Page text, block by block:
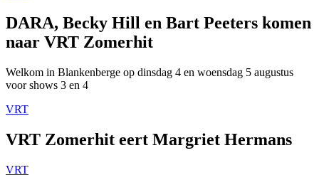
DARA, Becky Hill en Bart Peeters komen
naar VRT Zomerhit
Welkom in Blankenberge op dinsdag 4 en woensdag 5 augustus
voor shows 3 en 4
VRT
VRT Zomerhit eert Margriet Hermans
VRT